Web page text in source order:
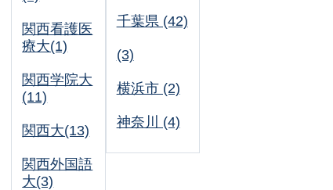
関西看護医
療大(1)
関西学院大
(11)
関西大(13)
関西外国語
大(3)
千葉県 (42)
(3)
横浜市 (2)
神奈川 (4)